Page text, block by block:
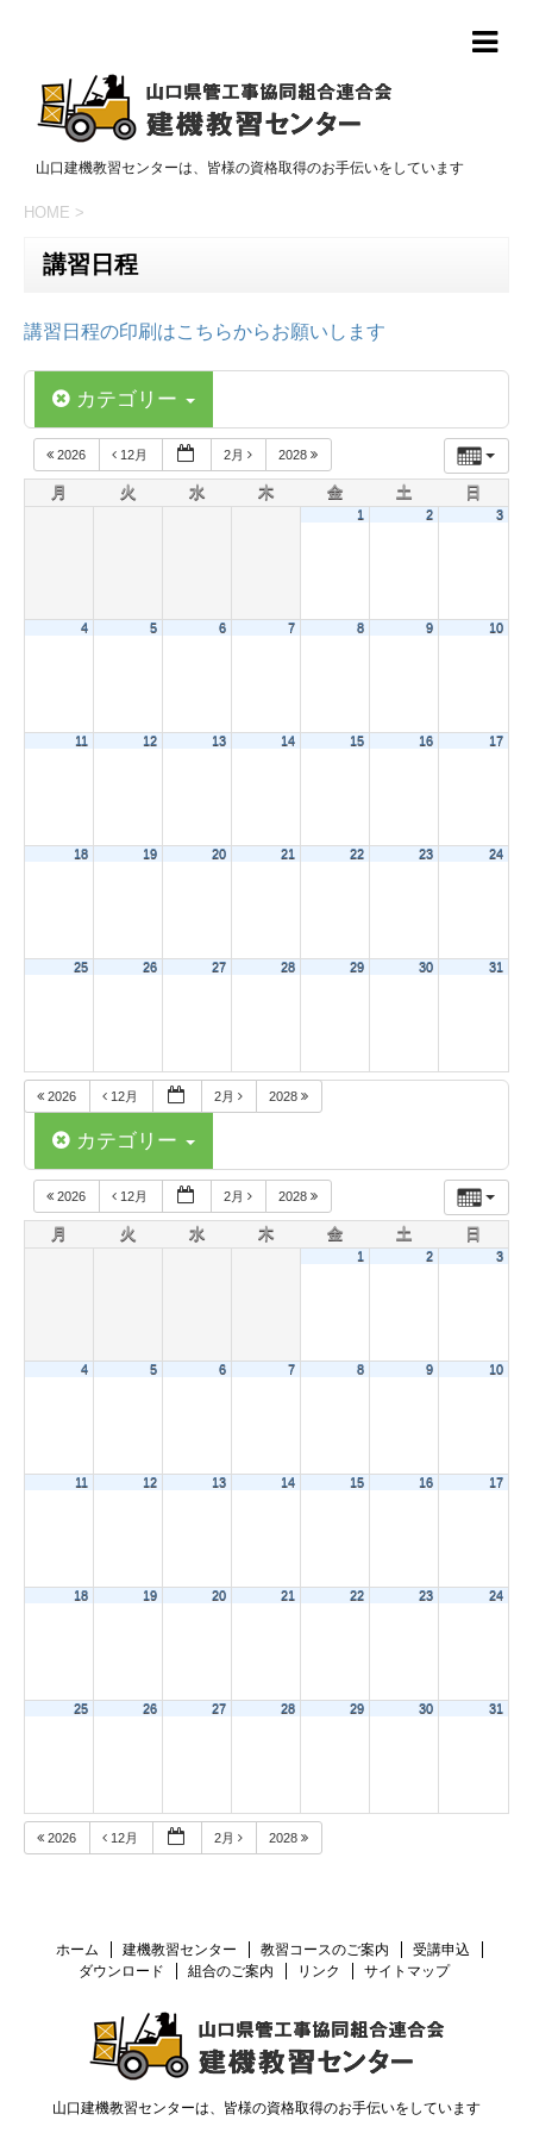
山口建機教習センターは、皆様の資格取得のお手伝いをしています
HOME >
講習日程
講習日程の印刷はこちらからお願いします
カテゴリー
2026 12月 2月 2028
月 火 水 木 金 土 日
1 2 3
4 5 6 7 8 9 10
11 12 13 14 15 16 17
18 19 20 21 22 23 24
25 26 27 28 29 30 31
2026 12月 2月 2028
カテゴリー
2026 12月 2月 2028
月 火 水 木 金 土 日
1 2 3
4 5 6 7 8 9 10
11 12 13 14 15 16 17
18 19 20 21 22 23 24
25 26 27 28 29 30 31
2026 12月 2月 2028
ホーム 建機教習センター 教習コースのご案内
受講申込
ダウンロード
組合のご案内 リンク サイトマップ
山口建機教習センターは、皆様の資格取得のお手伝いをしています